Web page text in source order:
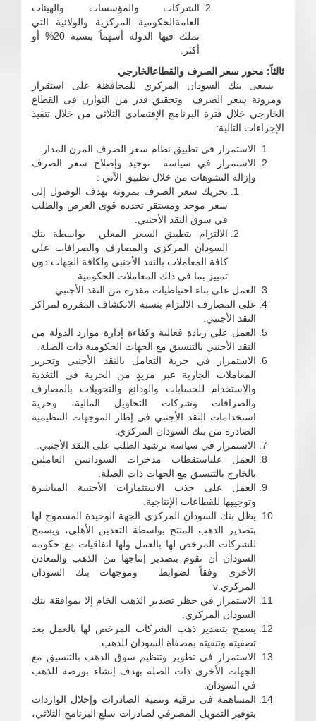
الشركات والمؤسسات والهيئات
العامةالحكومية المركزية والولائية التي
تملك فيها الدولة أسهماً بنسبة 20% أو
أكثر.
ثالثاً: محور سعر الصرف والقطاعالخارجي
يسعى بنك السودان المركزي للمحافظة على استقرار
ومرونة سعر الصرف وتحقيق قدر من التوازن فى القطاع
الخارجي خلال فترة البرنامج الإقتصادي الثلاثي من خلال تنفيذ
الإجراءات التالية:
الاستمرار في تطبيق نظام سعر الصرف المرن المدار.
الاستمرار في سياسة توحيد وإصلاح سعر الصرف
وإزالة التشوهات من خلال تطبيق الآتي :
تحريك سعر الصرف بمرونة بهدف الوصول إلى
سعر موحد ومستقر تحدده قوى العرض والطلب
في سوق النقد الأجنبي.
الالتزام بتطبيق السعر المعلن بواسطة بنك
السودان المركزي والمصارف والصرافات على
كافة المعاملات بالنقد الأجنبي ولكافة الجهات دون
تمييز بما في ذلك المعاملات الحكومية.
العمل على بناء احتياطيات مقدرة من النقد الأجنبي.
على المصارف الالتزام بنسبة الانكشاف المقررة لمراكز
النقد الأجنبي.
العمل علي زيادة فعالية وكفاءة إدارة موارد الدولة من
النقد الأجنبي بالتنسيق مع الجهات الحكومية ذات الصلة.
الاستمرار في حرية التعامل بالنقد الأجنبي وتحرير
المعاملات الجارية عبر مزيدٍ من الحرية فى التغذية
والاستخدام للحسابات والودائع والتحويلات بالمصارف
والصرافات وشركات التحاويل المالية، وحرية
استخدامات النقد الأجنبي فى إطار الموجهات التنظيمية
الصادرة من بنك السودان المركزي.
الاستمرار في سياسة ترشيد الطلب على النقد الأجنبي.
العمل علىاستقطاب مدخرات السودانيين العاملين
بالخارج بالتنسيق مع الجهات ذات الصلة.
العمل على جذب الاستثمارات الأجنبية المباشرة
وتوجيهها للقطاعات الإنتاجية.
يظل بنك السودان المركزي الجهة الوحيدة المسموح لها
بتصدير الذهب المنتج بواسطة التعدين الأهلي، ويسمح
للشركات المرخص لها بالعمل ولها اتفاقيات مع حكومة
السودان أن تقوم بتصدير إنتاجها من الذهب والمعادن
الأخرى وفقاً لضوابط وموجهات بنك السودان
المركزي.v
الاستمرار في حظر تصدير الذهب الخام إلا بموافقة بنك
السودان المركزي.
يسمح بتصدير ذهب الشركات المرخص لها بالعمل بعد
تصفيته وتنقيته بمصفاة السودان للذهب.
الاستمرار في تطوير وتنظيم سوق الذهب بالتنسيق مع
الجهات الأخرى ذات الصلة بهدف إنشاء بورصة للذهب
في السودان.
المساهمة فى ترقية وتنمية الصادرات وإحلال الواردات
بتوفير التمويل المصرفي لصادرات سلع البرنامج الثلاثي،